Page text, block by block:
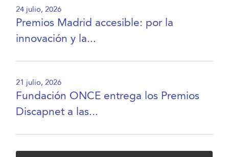
24 julio, 2026
Premios Madrid accesible: por la
innovación y la...
21 julio, 2026
Fundación ONCE entrega los Premios
Discapnet a las...